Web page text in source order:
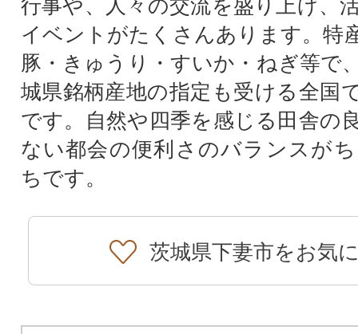
行事や、人々の交流を盛り上げ、
イベントがたくさんあります。特
豚・きゅうり・すいか・ねぎ等で
城県銘柄産地の指定も受ける全国
です。自然や四季を感じる田舎の
ない都会の便利さのバランスが
ちです。
茨城県下妻市をお気